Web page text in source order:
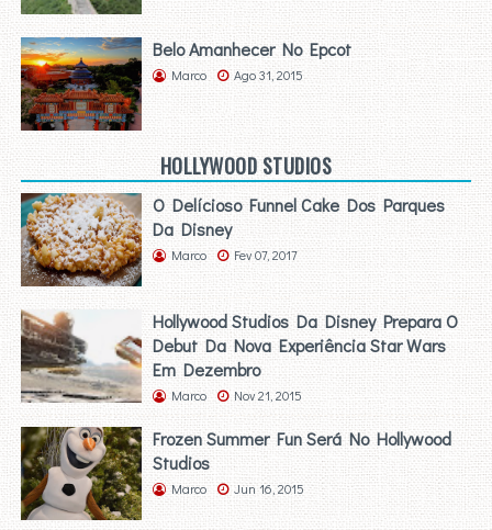
Belo Amanhecer No Epcot
Marco Ago 31, 2015
HOLLYWOOD STUDIOS
O Delícioso Funnel Cake Dos Parques
Da Disney
Marco Fev 07, 2017
Hollywood Studios Da Disney Prepara O
Debut Da Nova Experiência Star Wars
Em Dezembro
Marco Nov 21, 2015
Frozen Summer Fun Será No Hollywood
Studios
Marco Jun 16, 2015